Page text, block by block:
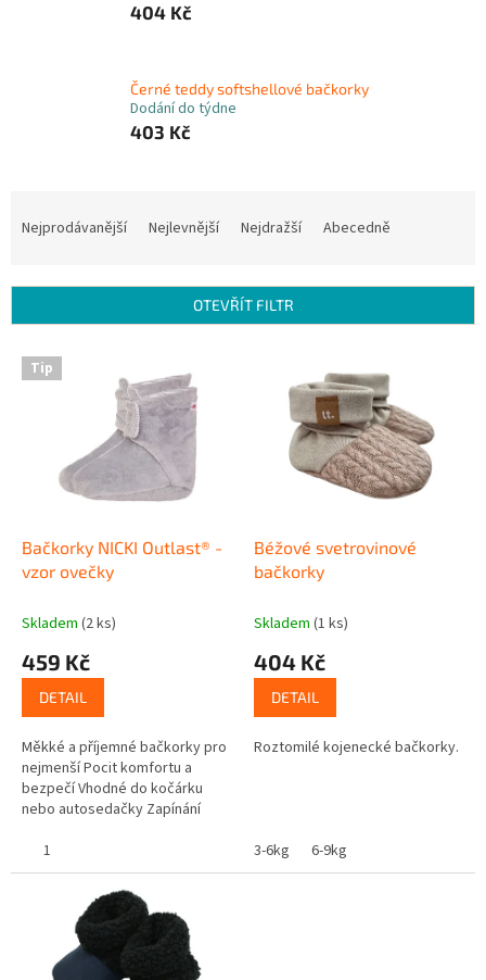
404 Kč
Černé teddy softshellové bačkorky
Dodání do týdne
403 Kč
í
Nejprodávanější Nejlevnější Nejdražší Abecedně
OTEVŘÍT FILTR
V Tip
Bačkorky NICKI Outlast® -
vzor ovečky
Skladem (2 ks)
459 Kč
DETAIL
Měkké a příjemné bačkorky pro
nejmenší Pocit komfortu a
bezpečí Vhodné do kočárku
nebo autosedačky Zapínání
Vrchní stranu tvoří měkký...
1
Béžové svetrovinové
bačkorky
Skladem (1 ks)
404 Kč
DETAIL
Roztomilé kojenecké bačkorky.
3-6kg 6-9kg